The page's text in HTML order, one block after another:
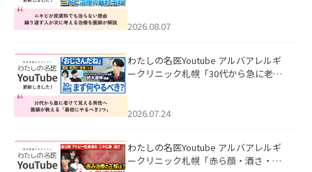
ました。
2026.08.07
わたしの名医Youtube アルバアレルギ
ークリニック札幌「30代から急に老け
た。
2026.07.24
わたしの名医Youtube アルバアレルギ
ークリニック札幌「赤ら顔・酒さ・ニ